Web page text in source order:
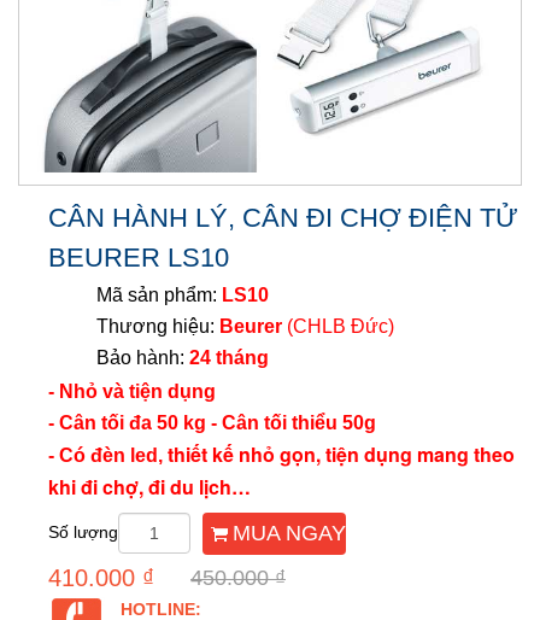
CÂN HÀNH LÝ, CÂN ĐI CHỢ ĐIỆN TỬ
BEURER LS10
Mã sản phẩm: LS10
Thương hiệu: Beurer (CHLB Đức)
Bảo hành: 24 tháng
- Nhỏ và tiện dụng
- Cân tối đa 50 kg - Cân tối thiểu 50g
- Có đèn led, thiết kế nhỏ gọn, tiện dụng mang theo
khi đi chợ, đi du lịch…
Số lượng MUA NGAY
410.000 ₫ 450.000 ₫
HOTLINE: